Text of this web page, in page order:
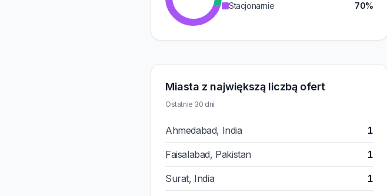
Stacjonarnie
70%
Miasta z największą liczbą ofert
Ostatnie 30 dni
Ahmedabad, India 1
Faisalabad, Pakistan 1
Surat, India 1